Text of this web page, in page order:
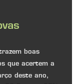
boas
que acertem a
deste ano,